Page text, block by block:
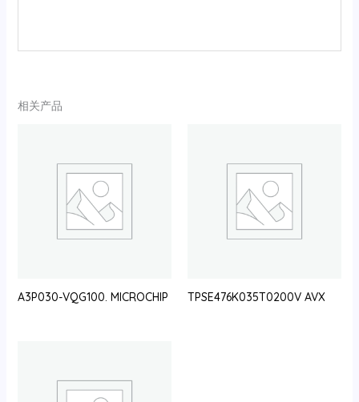
相关产品
A3P030-VQG100. MICROCHIP TPSE476K035T0200V AVX